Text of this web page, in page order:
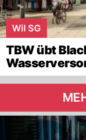
Wil SG
TBW übt